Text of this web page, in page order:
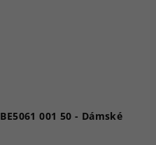
Benetton sluneční brýle BE5061 001 50 - Dámské